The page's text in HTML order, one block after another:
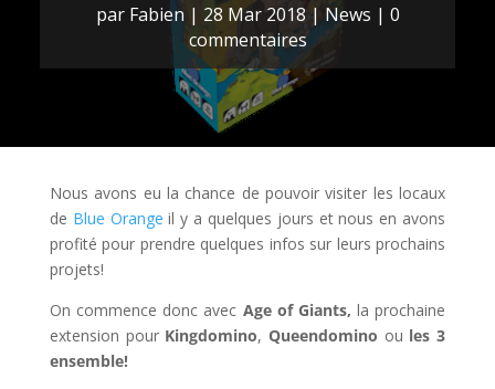
par Fabien| 28 Mar 2018| News | 0
commentaires
Nous avons eu la chance de pouvoir visiter les locaux
de Blue Orange il y a quelques jours et nous en avons
profité pour prendre quelques infos sur leurs prochains
projets!
On commence donc avec Age of Giants, la prochaine
extension pour Kingdomino, Queendomino ou les 3
ensemble!